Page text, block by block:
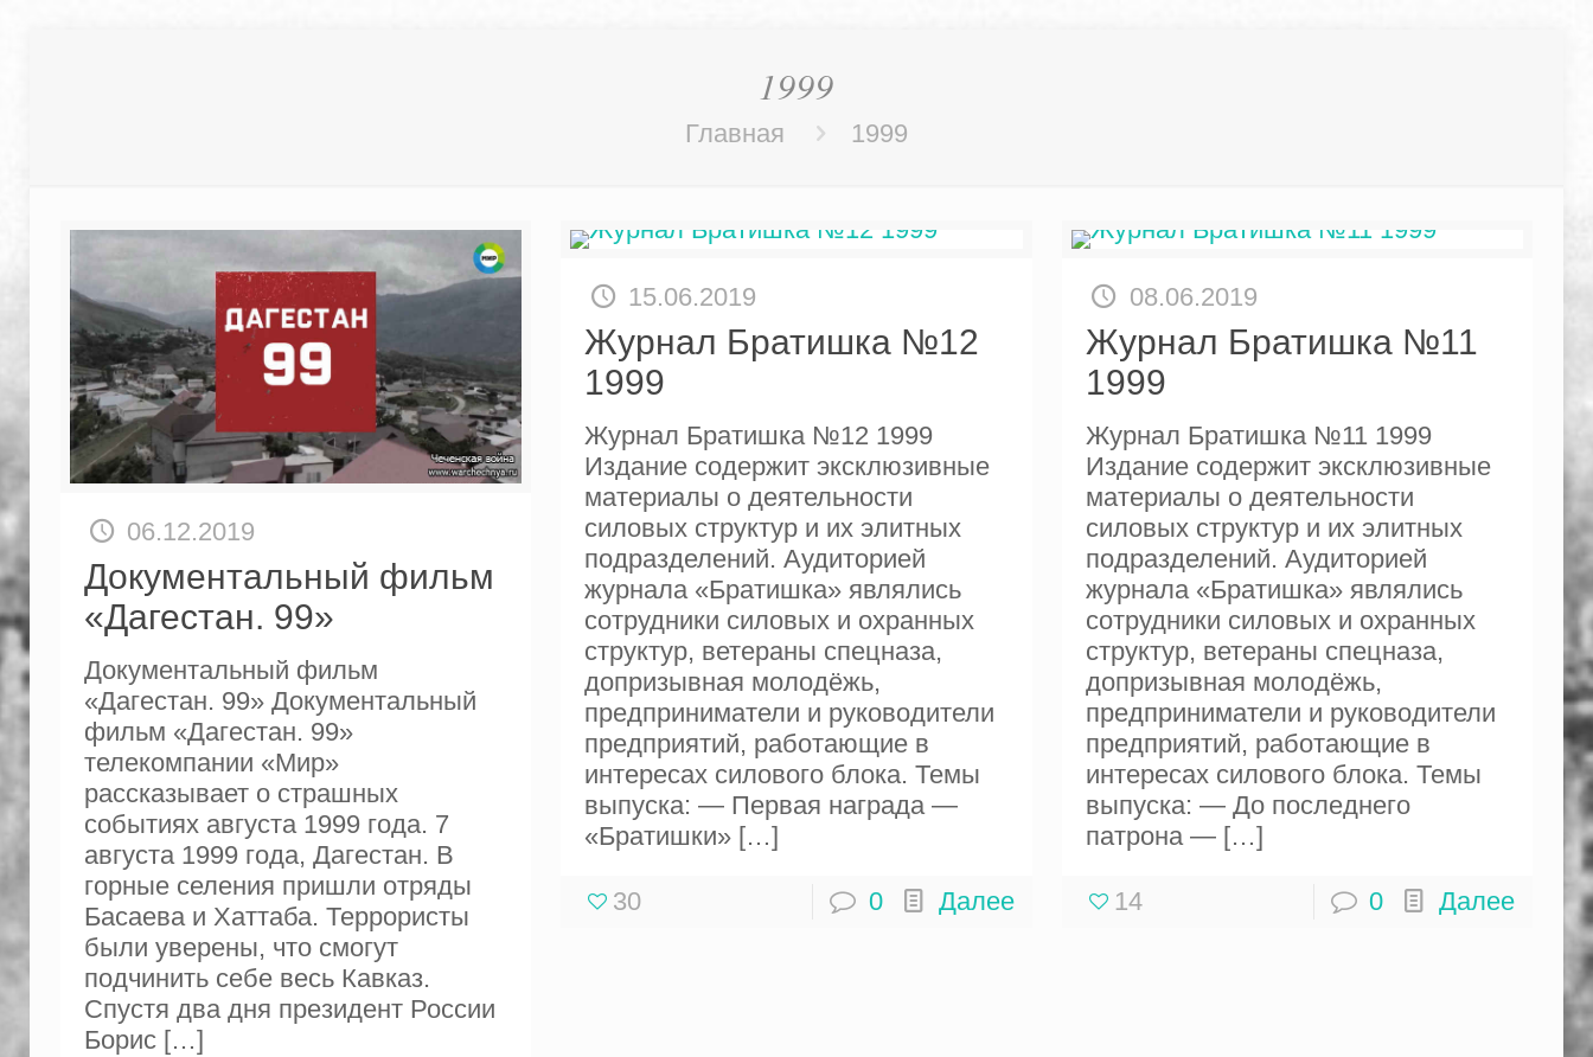
1999
Главная 1999
06.12.2019
Документальный фильм
«Дагестан. 99»
Документальный фильм
«Дагестан. 99» Документальный
фильм «Дагестан. 99»
телекомпании «Мир»
рассказывает о страшных
событиях августа 1999 года. 7
августа 1999 года, Дагестан. В
горные селения пришли отряды
Басаева и Хаттаба. Террористы
были уверены, что смогут
подчинить себе весь Кавказ.
Спустя два дня президент России
Борис[…]
15.06.2019
Журнал Братишка №12
1999
Журнал Братишка №12 1999
Издание содержит эксклюзивные
материалы о деятельности
силовых структур и их элитных
подразделений. Аудиторией
журнала «Братишка» являлись
сотрудники силовых и охранных
структур, ветераны спецназа,
допризывная молодёжь,
предприниматели и руководители
предприятий, работающие в
интересах силового блока. Темы
выпуска: — Первая награда —
«Братишки» […]
30 0 Далее
08.06.2019
Журнал Братишка №11
1999
Журнал Братишка №11 1999
Издание содержит эксклюзивные
материалы о деятельности
силовых структур и их элитных
подразделений. Аудиторией
журнала «Братишка» являлись
сотрудники силовых и охранных
структур, ветераны спецназа,
допризывная молодёжь,
предприниматели и руководители
предприятий, работающие в
интересах силового блока. Темы
выпуска: — До последнего
патрона —[…]
14 0 Далее